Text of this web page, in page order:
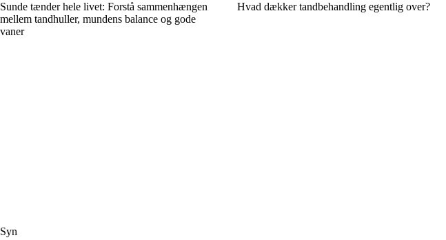
Sunde tænder hele livet: Forstå sammenhængen
mellem tandhuller, mundens balance og gode
vaner
Hvad dækker tandbehandling egentlig over?
Syn